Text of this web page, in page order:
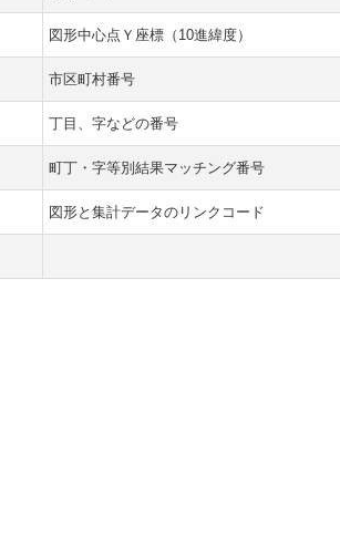
図形中心点Ｙ座標（10進緯度）
市区町村番号
丁目、字などの番号
町丁・字等別結果マッチング番号
図形と集計データのリンクコード